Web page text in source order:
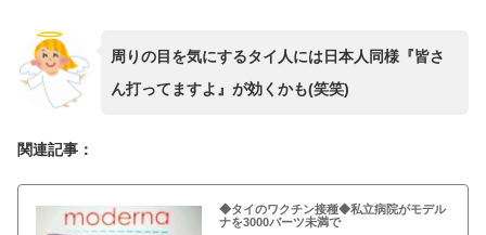
周りの目を気にするタイ人には日本人同様『皆さ
ん打ってますよ』が効くかも(笑笑)
関連記事：
◆タイのワクチン接種◆私立病院がモデル
ナを3000バーツ未満で